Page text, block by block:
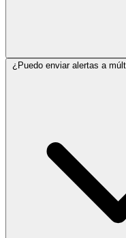
¿Puedo enviar alertas a